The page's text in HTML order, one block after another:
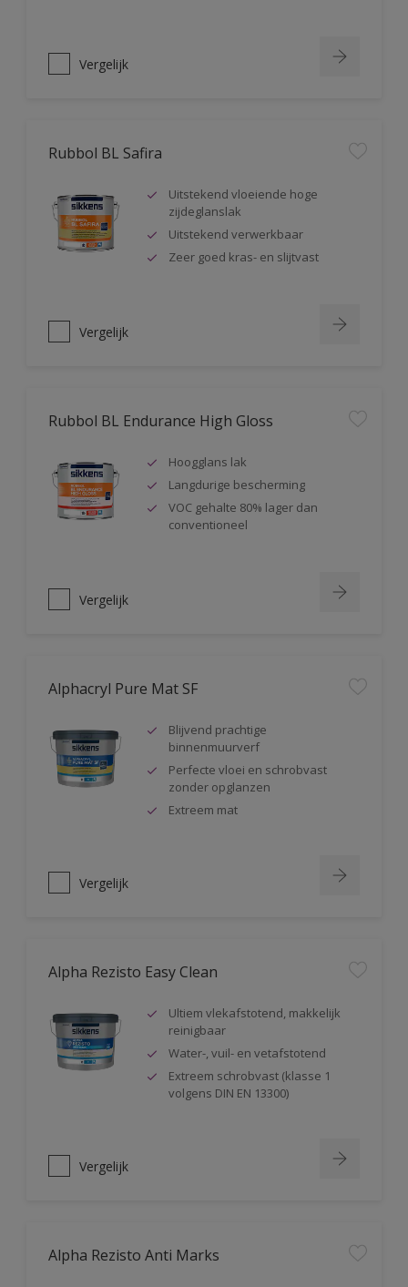
Vergelijk
Rubbol BL Safira
Uitstekend vloeiende hoge
zijdeglanslak
Uitstekend verwerkbaar
Zeer goed kras- en slijtvast
Vergelijk
Rubbol BL Endurance High Gloss
Hoogglans lak
Langdurige bescherming
VOC gehalte 80% lager dan
conventioneel
Vergelijk
Alphacryl Pure Mat SF
Blijvend prachtige
binnenmuurverf
Perfecte vloei en schrobvast
zonder opglanzen
Extreem mat
Vergelijk
Alpha Rezisto Easy Clean
Ultiem vlekafstotend, makkelijk
reinigbaar
Water-, vuil- en vetafstotend
Extreem schrobvast (klasse 1
volgens DIN EN 13300)
Vergelijk
Alpha Rezisto Anti Marks